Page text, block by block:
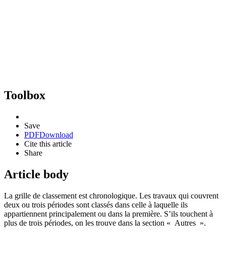
Toolbox
Save
PDFDownload
Cite this article
Share
Article body
La grille de classement est chronologique. Les travaux qui couvrent
deux ou trois périodes sont classés dans celle à laquelle ils
appartiennent principalement ou dans la première. S’ils touchent à
plus de trois périodes, on les trouve dans la section « Autres ».